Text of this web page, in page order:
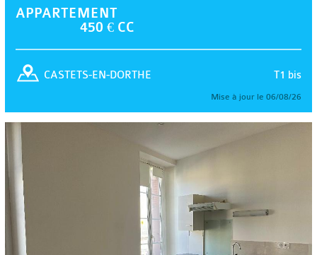
APPARTEMENT
450 € CC
T1 bis
CASTETS-EN-DORTHE
Mise à jour le 06/08/26